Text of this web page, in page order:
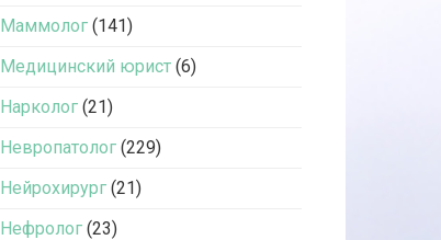
Маммолог (141)
Медицинский юрист (6)
Нарколог (21)
Невропатолог (229)
Нейрохирург (21)
Нефролог (23)